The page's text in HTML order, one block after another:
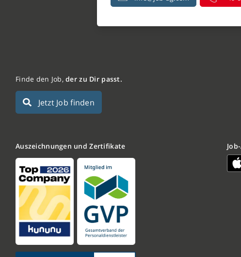
Finde den Job,der zu Dir passt.
Jetzt Job finden
Auszeichnungen und Zertifikate